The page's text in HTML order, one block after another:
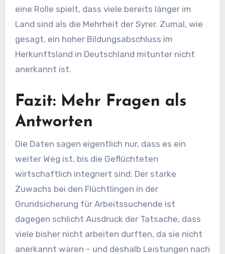
eine Rolle spielt, dass viele bereits länger im
Land sind als die Mehrheit der Syrer. Zumal, wie
gesagt, ein hoher Bildungsabschluss im
Herkunftsland in Deutschland mitunter nicht
anerkannt ist.
Fazit: Mehr Fragen als
Antworten
Die Daten sagen eigentlich nur, dass es ein
weiter Weg ist, bis die Geflüchteten
wirtschaftlich integriert sind. Der starke
Zuwachs bei den Flüchtlingen in der
Grundsicherung für Arbeitssuchende ist
dagegen schlicht Ausdruck der Tatsache, dass
viele bisher nicht arbeiten durften, da sie nicht
anerkannt waren – und deshalb Leistungen nach